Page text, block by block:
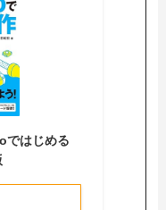
ではじめる